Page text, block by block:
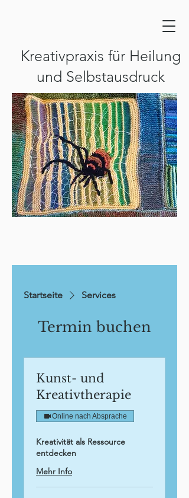
Kreativpraxis für Heilung
und Selbstausdruck
Startseite Services
Termin buchen
Kunst- und
Kreativtherapie
Online nach Absprache
Kreativität als Ressource
entdecken
Mehr Info